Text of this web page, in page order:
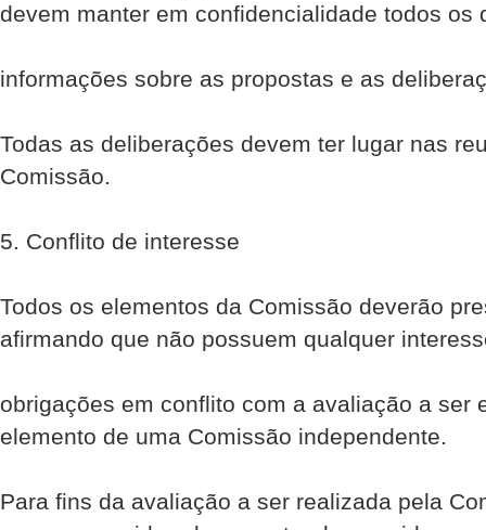
devem manter em confidencialidade todos os
informações sobre as propostas e as
Todas as deliberações devem ter lugar nas
Comissão.
5. Conflito de interesse
Todos os elementos da Comissão deverão
afirmando que não possuem qualquer
obrigações em conflito com a avaliação a ser
elemento de uma Comissão independente.
Para fins da avaliação a ser realizada pela